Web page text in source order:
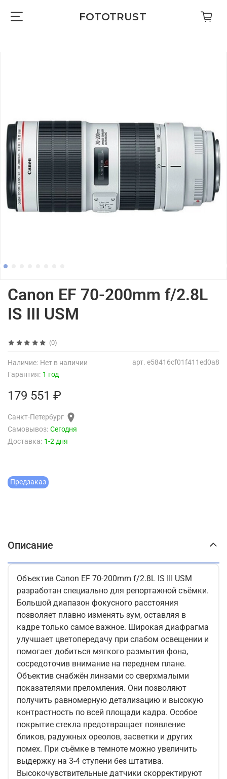
FOTOTRUST
(0)
арт. e58416cf01f411ed0a8
Наличие: Нет в наличии
Гарантия: 1 год
Предзаказ
Canon EF 70-200mm f/2.8L
IS III USM
179 551 ₽
Санкт-Петербург
Самовывоз: Сегодня
Доставка: 1-2 дня
Описание
Объектив Canon EF 70-200mm f/2.8L IS III USM
разработан специально для репортажной съёмки.
Большой диапазон фокусного расстояния
позволяет плавно изменять зум, оставляя в
кадре только самое важное. Широкая диафрагма
улучшает цветопередачу при слабом освещении и
помогает добиться мягкого размытия фона,
сосредоточив внимание на переднем плане.
Объектив снабжён линзами со сверхмалыми
показателями преломления. Они позволяют
получить равномерную детализацию и высокую
контрастность по всей площади кадра. Особое
покрытие стекла предотвращает появление
бликов, радужных ореолов, засветки и других
помех. При съёмке в темноте можно увеличить
выдержку на 3-4 ступени без штатива.
Высокочувствительные датчики скорректируют